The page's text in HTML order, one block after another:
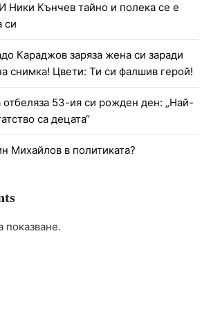
Ники Кънчев тайно и полека се е
си
Караджов заряза жена си заради
снимка! Цвети: Ти си фалшив герой!
53-ия си рожден ден: „Най-
са децата“
Михайлов в политиката?
показване.